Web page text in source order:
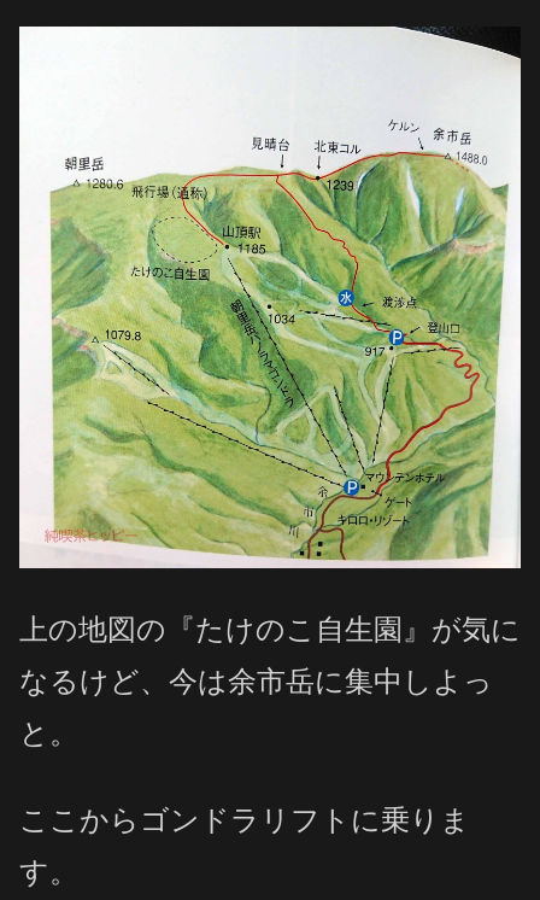
上の地図の『たけのこ自生園』が気に
なるけど、今は余市岳に集中しよっ
と。
ここからゴンドラリフトに乗りま
す。